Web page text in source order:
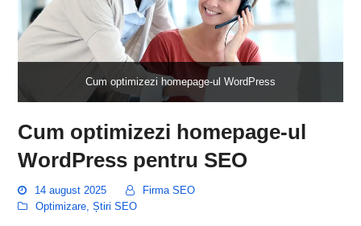
Cum optimizezi homepage-ul WordPress
Cum optimizezi homepage-ul
WordPress pentru SEO
14 august 2025
Firma SEO
Optimizare ,Știri SEO